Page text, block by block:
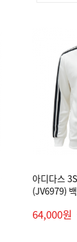
아디다스
(JV6979)
64,000원